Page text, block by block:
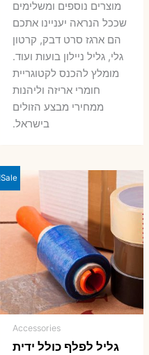
מוצרים נוספים ומשלימים
שככל הנראה יעניינו אתכם
הם ארגז סרט דבק, קרטון
גלי, גליל ניילון בועות ועוד.
מומלץ להכנס לקטוגריית
חומרי אריזה וליהנות
ממחירי מבצע הזולים
בישראל.
Sale!
Accessories
גליל לפלף כולל ידית